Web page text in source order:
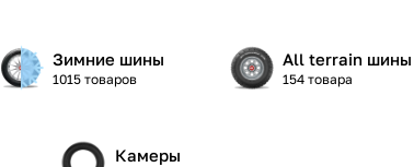
Зимние шины
1015 товаров
All terrain шины
154 товара
Камеры